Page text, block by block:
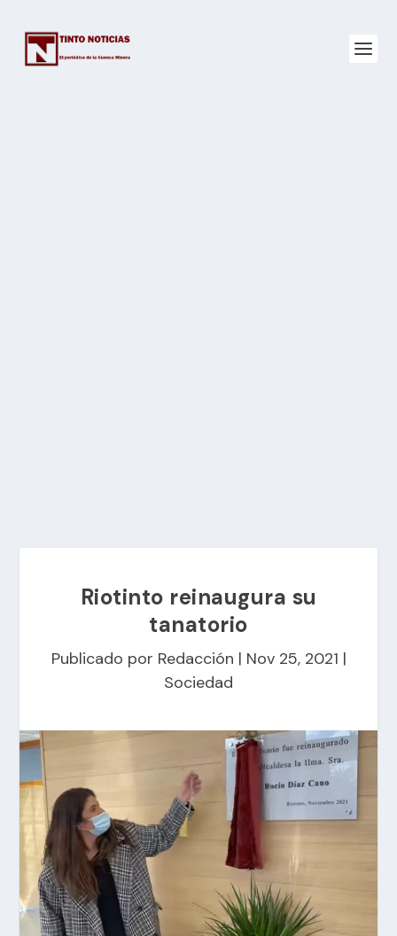
Riotinto reinaugura su
tanatorio
Publicado por Redacción | Nov 25, 2021 |
Sociedad